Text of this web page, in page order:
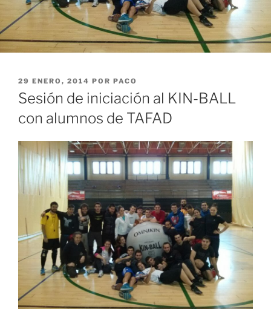
PUBLICADO
EL
29 ENERO, 2014 POR PACO
Sesión de iniciación al KIN-BALL
con alumnos de TAFAD